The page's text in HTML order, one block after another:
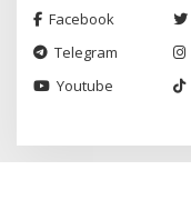
Facebook
Telegram
Youtube